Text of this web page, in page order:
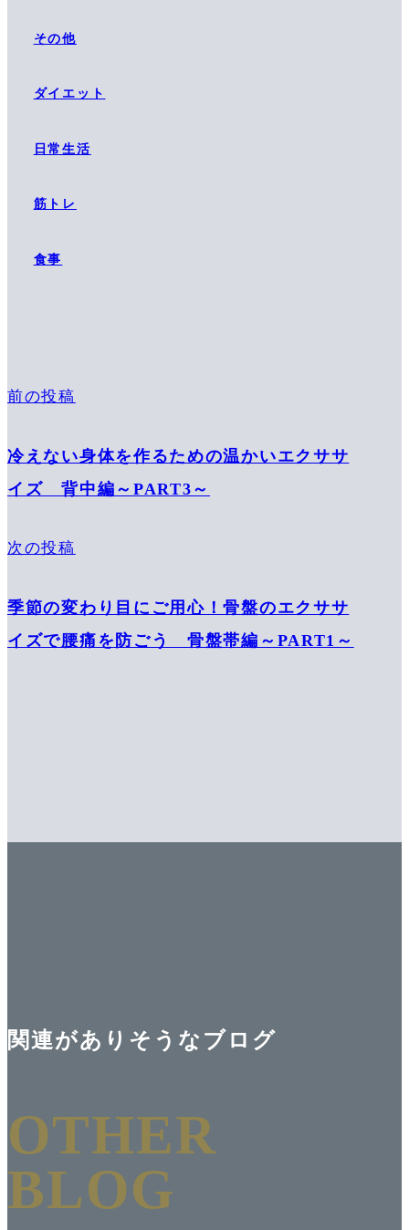
その他
ダイエット
日常生活
筋トレ
食事
前の投稿
冷えない身体を作るための温かいエクササ
イズ 背中編～PART3～
次の投稿
季節の変わり目にご用心！骨盤のエクササ
イズで腰痛を防ごう 骨盤帯編～PART1～
関連がありそうなブログ
OTHER
BLOG